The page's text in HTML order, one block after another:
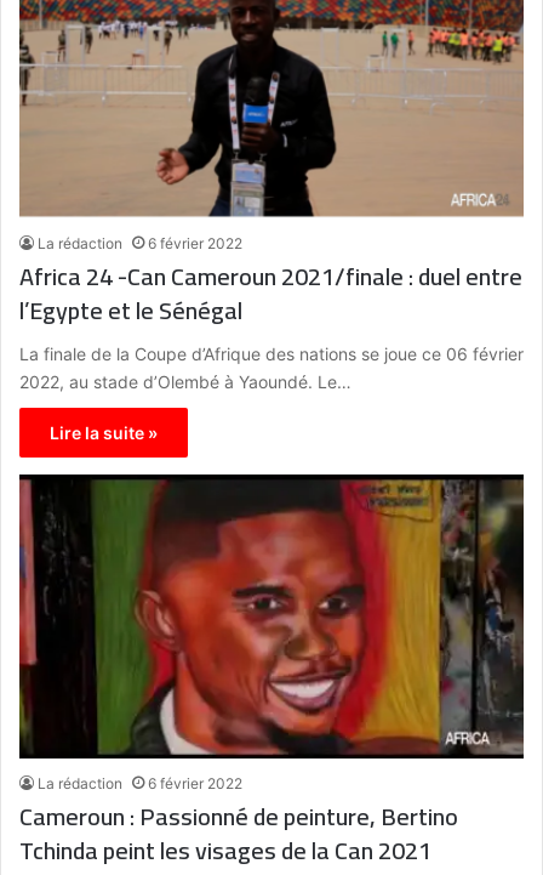
La rédaction 6 février 2022
Africa 24 -Can Cameroun 2021/finale : duel entre
l’Egypte et le Sénégal
La finale de la Coupe d’Afrique des nations se joue ce 06 février
2022, au stade d’Olembé à Yaoundé. Le…
Lire la suite »
La rédaction 6 février 2022
Cameroun : Passionné de peinture, Bertino
Tchinda peint les visages de la Can 2021